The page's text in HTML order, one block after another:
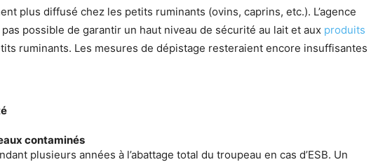
plus diffusé chez les petits ruminants (ovins, caprins, etc.). L’agence
pas possible de garantir un haut niveau de sécurité au lait et aux produits
ruminants. Les mesures de dépistage resteraient encore insuffisantes
contaminés
plusieurs années à l’abattage total du troupeau en cas d’ESB. Un